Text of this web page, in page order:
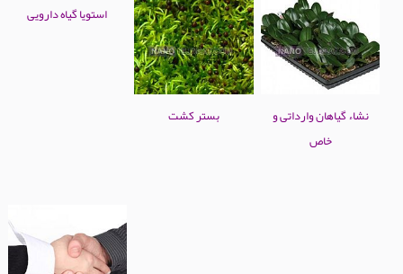
استویا گیاه دارویی
بستر کشت
نشاء گیاهان وارداتی و
خاص